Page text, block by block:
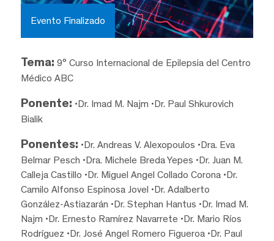
Evento Finalizado
Tema: 9° Curso Internacional de Epilepsia del Centro
Médico ABC
Ponente: •Dr. Imad M. Najm •Dr. Paul Shkurovich
Bialik
Ponentes: •Dr. Andreas V. Alexopoulos •Dra. Eva
Belmar Pesch •Dra. Michele Breda Yepes •Dr. Juan M.
Calleja Castillo •Dr. Miguel Angel Collado Corona •Dr.
Camilo Alfonso Espinosa Jovel •Dr. Adalberto
González-Astiazarán •Dr. Stephan Hantus •Dr. Imad M.
Najm •Dr. Ernesto Ramírez Navarrete •Dr. Mario Ríos
Rodríguez •Dr. José Angel Romero Figueroa •Dr. Paul